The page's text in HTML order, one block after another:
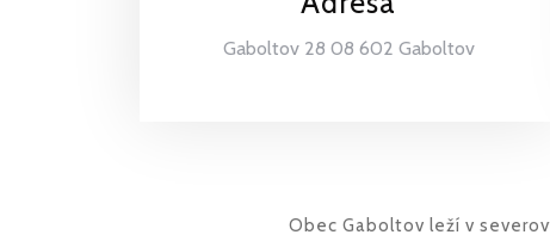
Gaboltov 28 08 602 Gaboltov
Obec Gaboltov leží v